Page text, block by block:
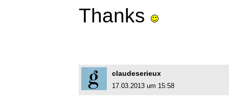
Thanks
claudeserieux
17.03.2013 um 15:58